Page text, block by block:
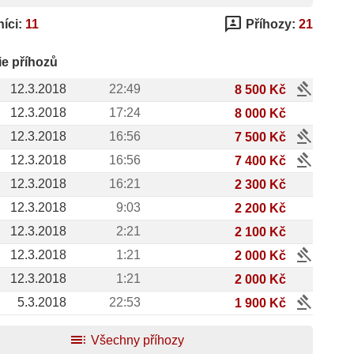
11 3p Příhozy: 21
příhozů
12.3.2018
22:49 8 500 Kč gavel
12.3.2018 17:24
8 000 Kč
12.3.2018
16:56 7 500 Kč gavel
12.3.2018 16:56 7 400 Kč gavel
12.3.2018 16:21
2 300 Kč
12.3.2018
9:03
2 200 Kč
12.3.2018
2:21
2 100 Kč
12.3.2018
1:21 2 000 Kč gavel
12.3.2018 1:21
2 000 Kč
5.3.2018
22:53 1 900 Kč
gavel
toc Všechny příhozy